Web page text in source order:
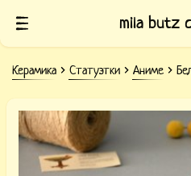
mila butz
Керамика Статуэтки Аниме
Керамическая